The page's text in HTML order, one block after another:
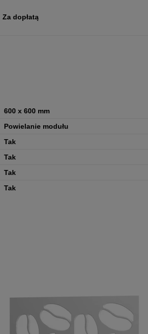
Za dopłatą
600 x 600 mm
Powielanie modułu
Tak
Tak
Tak
Tak